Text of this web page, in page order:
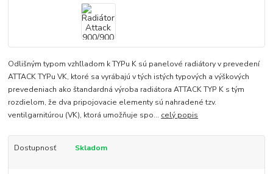
Odlišným typom vzhľladom k TYPu K sú panelové radiátory v prevedení
ATTACK TYPu VK, ktoré sa vyrábajú v tých istých typových a výškových
prevedeniach ako štandardná výroba radiátora ATTACK TYP K s tým
rozdielom, že dva pripojovacie elementy sú nahradené tzv.
ventilgarnitúrou (VK), ktorá umožňuje spo... celý popis
Dostupnosť Skladom